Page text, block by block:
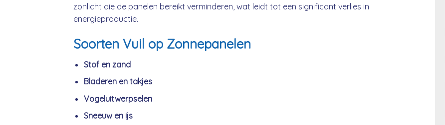
zonlicht die de panelen bereikt verminderen, wat leidt tot een significant verlies in
energieproductie.
Soorten Vuil op Zonnepanelen
Stof en zand
Bladeren en takjes
Vogeluitwerpselen
Sneeuw en ijs